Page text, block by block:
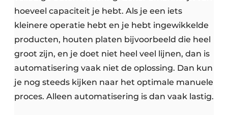
hoeveel capaciteit je hebt. Als je een iets
kleinere operatie hebt en je hebt ingewikkelde
producten, houten platen bijvoorbeeld die heel
groot zijn, en je doet niet heel veel lijnen, dan is
automatisering vaak niet de oplossing. Dan kun
je nog steeds kijken naar het optimale manuele
proces. Alleen automatisering is dan vaak lastig.